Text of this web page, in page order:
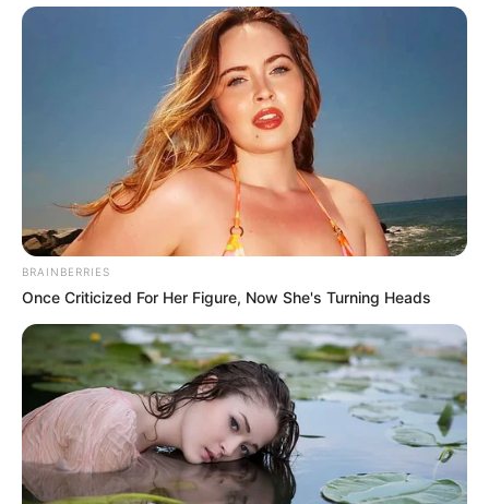
El lunes 9 de junio no pueden circular los
placas terminadas en 1 y 2.
El martes 10 de junio no pueden circular los
vehículos
con placas terminadas en 3 y 4.
Miércoles
La restricción para el miércoles 11 de junio es para las
placas 5 y 6.
Jueves
El jueves 12 de junio el pico y placa es para los dígitos7 y
8.
BRAINBERRIES
Once Criticized For Her Figure, Now She's Turning Heads